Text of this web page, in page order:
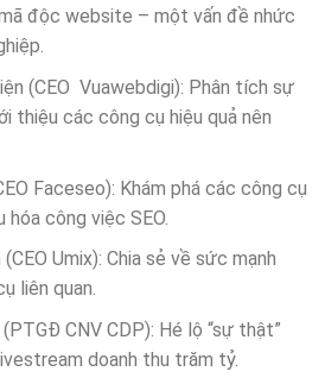
độc website – một vấn đề nhức
(CEO Vuawebdigi): Phân tích sự
thiệu các công cụ hiệu quả nên
Faceseo): Khám phá các công cụ
công việc SEO.
Umix): Chia sẻ về sức mạnh
liên quan.
CNV CDP): Hé lộ “sự thật”
doanh thu trăm tỷ.